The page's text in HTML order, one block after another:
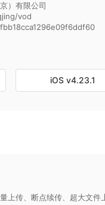
）有限公司
vod
iOS v4.23.1
上传、断点续传、超大文件